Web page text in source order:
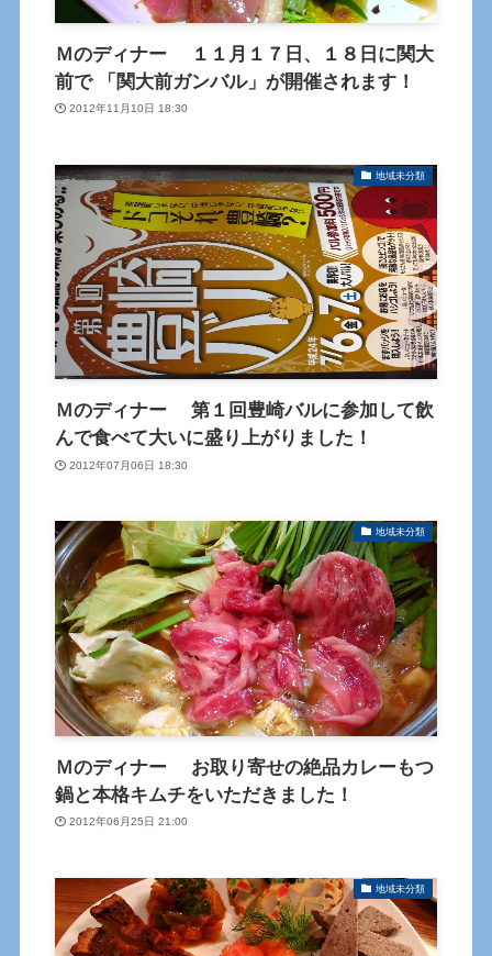
Ｍのディナー １１月１７日、１８日に関大
前で 「関大前ガンバル」が開催されます！
2012年11月10日 18:30
地域未分類
Ｍのディナー 第１回豊崎バルに参加して飲
んで食べて大いに盛り上がりました！
2012年07月06日 18:30
地域未分類
Ｍのディナー お取り寄せの絶品カレーもつ
鍋と本格キムチをいただきました！
2012年06月25日 21:00
地域未分類